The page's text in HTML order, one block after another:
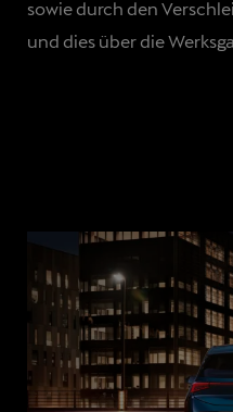
sowie durch den
und dies über die